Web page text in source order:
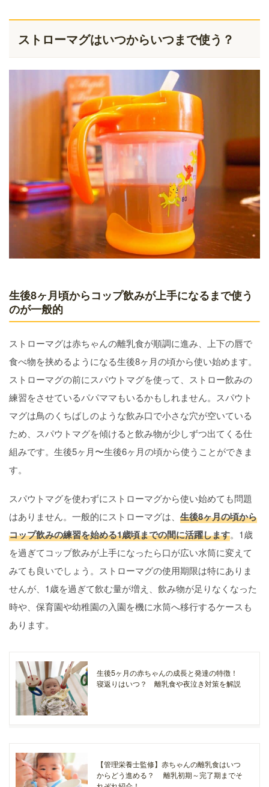
ストローマグはいつからいつまで使う？
生後8ヶ月頃からコップ飲みが上手になるまで使う
のが一般的
ストローマグは赤ちゃんの離乳食が順調に進み、上下の唇で
食べ物を挟めるようになる生後8ヶ月の頃から使い始めます。
ストローマグの前にスパウトマグを使って、ストロー飲みの
練習をさせているパパママもいるかもしれません。スパウト
マグは鳥のくちばしのような飲み口で小さな穴が空いている
ため、スパウトマグを傾けると飲み物が少しずつ出てくる仕
組みです。生後5ヶ月〜生後6ヶ月の頃から使うことができま
す。
スパウトマグを使わずにストローマグから使い始めても問題
はありません。一般的にストローマグは、 生後8ヶ月の頃から
コップ飲みの練習を始める1歳頃までの間に活躍します。1歳
を過ぎてコップ飲みが上手になったら口が広い水筒に変えて
みても良いでしょう。ストローマグの使用期限は特にありま
せんが、1歳を過ぎて飲む量が増え、飲み物が足りなくなった
時や、保育園や幼稚園の入園を機に水筒へ移行するケースも
あります。
生後5ヶ月の赤ちゃんの成長と発達の特徴！
寝返りはいつ？ 離乳食や夜泣き対策を解説
【管理栄養士監修】赤ちゃんの離乳食はいつ
からどう進める？ 離乳初期～完了期までそ